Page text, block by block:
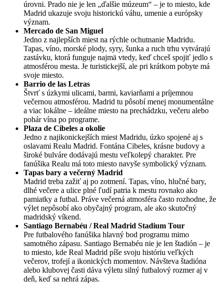
úrovni. Prado nie je len „ďalšie múzeum“ – je to miesto, kde
Madrid ukazuje svoju historickú váhu, umenie a európsky
význam.
Mercado de San Miguel
Jedno z najlepších miest na rýchle ochutnanie Madridu.
Tapas, víno, morské plody, syry, šunka a ruch trhu vytvárajú
zastávku, ktorá funguje najmä vtedy, keď chceš spojiť jedlo s
atmosférou mesta. Je turistickejší, ale pri krátkom pobyte má
svoje miesto.
Barrio de las Letras
Štvrť s úzkymi ulicami, barmi, kaviarňami a príjemnou
večernou atmosférou. Madrid tu pôsobí menej monumentálne
a viac lokálne – ideálne miesto na prechádzku, večeru alebo
pohár vína po programe.
Plaza de Cibeles a okolie
Jedno z najikonickejších miest Madridu, úzko spojené aj s
oslavami Realu Madrid. Fontána Cibeles, krásne budovy a
široké bulváre dodávajú mestu veľkolepý charakter. Pre
fanúšika Realu má toto miesto navyše symbolický význam.
Tapas bary a večerný Madrid
Madrid treba zažiť aj po zotmení. Tapas, víno, hlučné bary,
dlhé večere a ulice plné ľudí patria k mestu rovnako ako
pamiatky a futbal. Práve večerná atmosféra často rozhodne, že
výlet nepôsobí ako obyčajný program, ale ako skutočný
madridský víkend.
Santiago Bernabéu / Real Madrid Stadium Tour
Pre futbalového fanúšika hlavný bod programu mimo
samotného zápasu. Santiago Bernabéu nie je len štadión – je
to miesto, kde Real Madrid píše svoju históriu veľkých
večerov, trofejí a ikonických momentov. Návšteva štadióna
alebo klubovej časti dáva výletu silný futbalový rozmer aj v
deň, keď sa nehrá zápas.